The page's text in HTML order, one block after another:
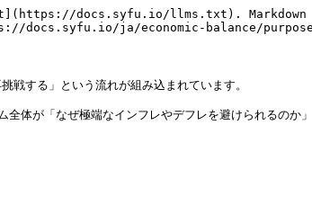
docs.syfu.io/llms.txt). Markdown
docs.syfu.io/ja/economic-balance/
する」という流れが組み込まれています。